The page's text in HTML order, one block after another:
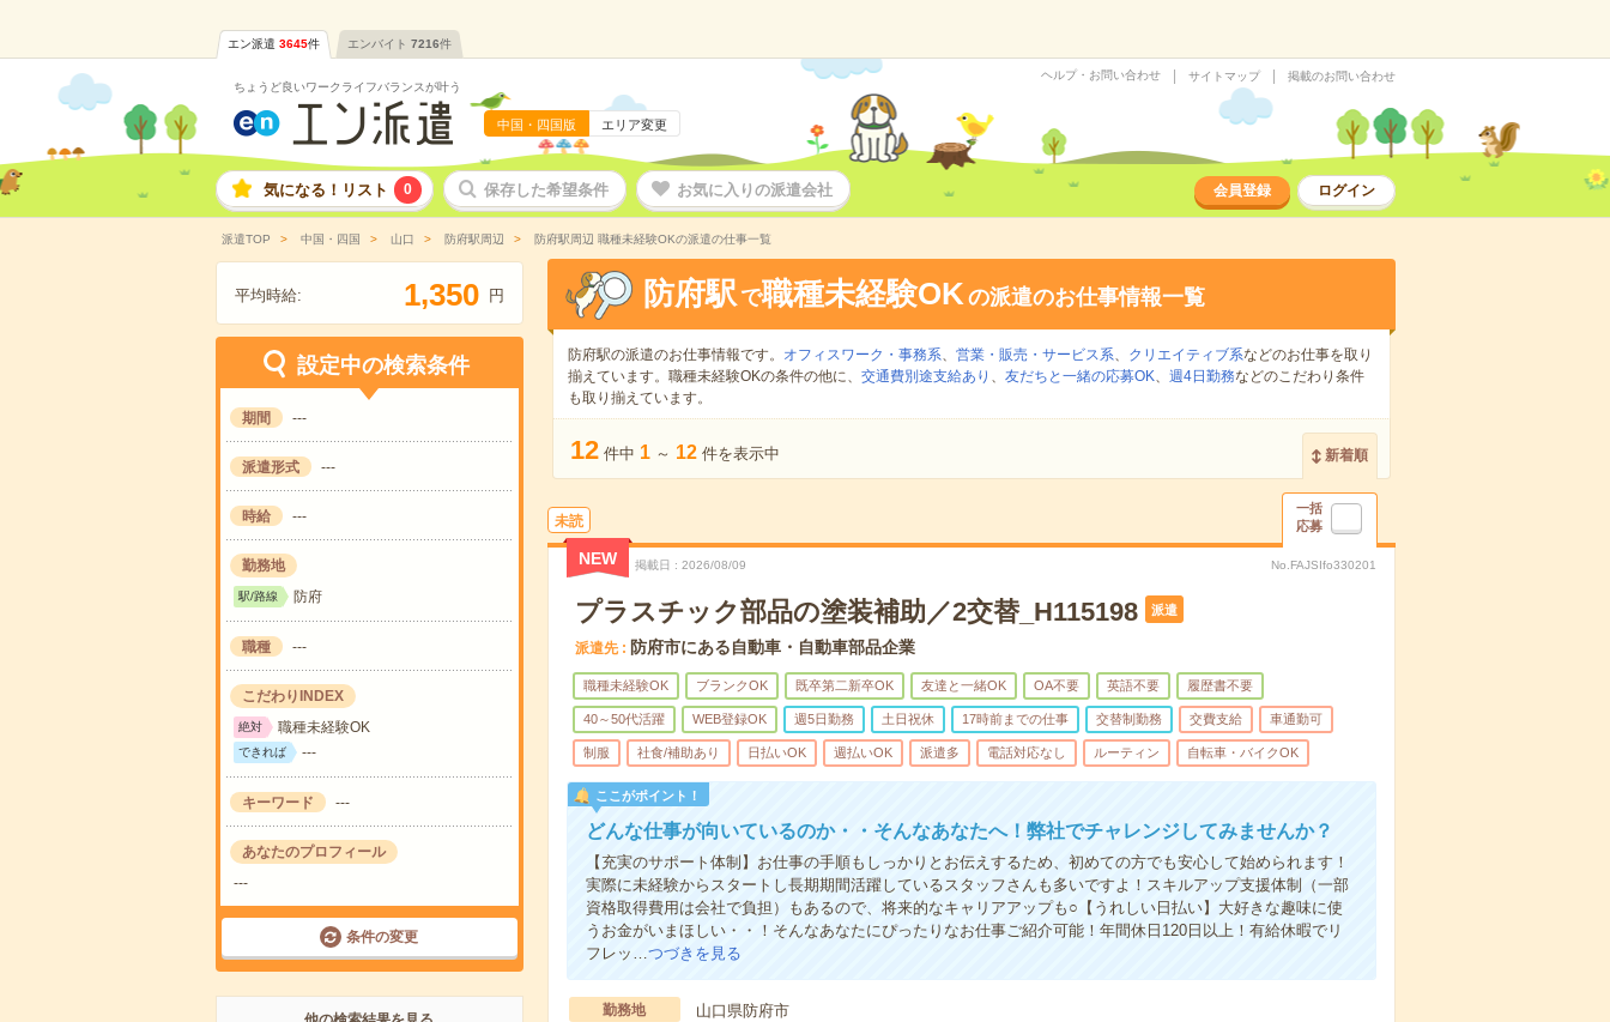
エン派遣 3645件 エンバイト 7216件
ちょうど良いワークライフバランスが叶う
中国・四国版 エリア変更
ヘルプ・お問い合わせ サイトマップ 掲載のお問い合わせ
気になる！リスト 0 保存した希望条件 お気に入りの派遣会社 会員登録 ログイン
派遣TOP 中国・四国 山口 防府駅周辺 防府駅周辺 職種未経験OKの派遣の仕事一覧
平均時給: 1,350 円
設定中の検索条件
期間 ---
派遣形式 ---
時給 ---
勤務地
駅/路線 防府
職種 ---
こだわりINDEX
絶対 職種未経験OK
できれば ---
キーワード ---
あなたのプロフィール
---
条件の変更
防府駅 で職種未経験OKの派遣のお仕事情報一覧
防府駅の派遣のお仕事情報です。 オフィスワーク・事務系、 営業・販売・サービス系、 クリエイティブ系などのお仕事を取り
揃えています。職種未経験OKの条件の他に、 交通費別途支給あり 、 友だちと一緒の応募OK、 週4日勤務などのこだわり条件
も取り揃えています。
12 件中 1 ～ 12 件を表示中 新着順
未読
一括
応募
NEW 掲載日 2026/08/09 No.FAJSIfo330201
プラスチック部品の塗装補助／2交替_H115198 派遣
派遣先 防府市にある自動車・自動車部品企業
職種未経験OK ブランクOK 既卒第二新卒OK 友達と一緒OK OA不要 英語不要 履歴書不要
40～50代活躍 WEB登録OK 週5日勤務 土日祝休 17時前までの仕事 交替制勤務 交費支給 車通勤可
制服 社食/補助あり 日払いOK 週払いOK 派遣多 電話対応なし ルーティン 自転車・バイクOK
ここがポイント！
どんな仕事が向いているのか・・そんなあなたへ！弊社でチャレンジしてみませんか？
【充実のサポート体制】お仕事の手順もしっかりとお伝えするため、初めての方でも安心して始められます！
実際に未経験からスタートし長期期間活躍しているスタッフさんも多いですよ！スキルアップ支援体制（一部
資格取得費用は会社で負担）もあるので、将来的なキャリアアップも○【うれしい日払い】大好きな趣味に使
うお金がいまほしい・・！そんなあなたにぴったりなお仕事ご紹介可能！年間休日120日以上！有給休暇でリ
フレッ…つづきを見る
勤務地
山口県防府市